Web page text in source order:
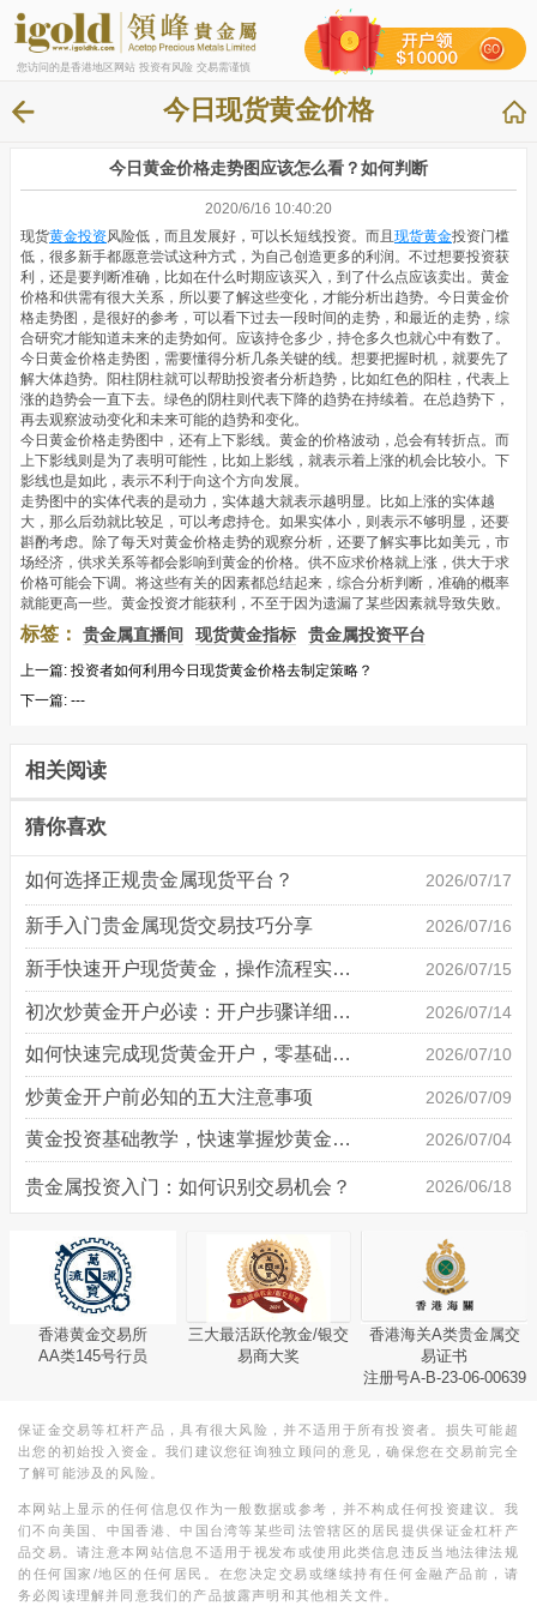
您访问的是香港地区网站 投资有风险 交易需谨慎
今日现货黄金价格
今日黄金价格走势图应该怎么看？如何判断
2020/6/16 10:40:20
现货黄金投资风险低，而且发展好，可以长短线投资。而且 现货黄金投资门槛
低，很多新手都愿意尝试这种方式，为自己创造更多的利润。不过想要投资获
利，还是要判断准确，比如在什么时期应该买入，到了什么点应该卖出。黄金
价格和供需有很大关系，所以要了解这些变化，才能分析出趋势。今日黄金价
格走势图，是很好的参考，可以看下过去一段时间的走势，和最近的走势，综
合研究才能知道未来的走势如何。应该持仓多少，持仓多久也就心中有数了。
今日黄金价格走势图，需要懂得分析几条关键的线。想要把握时机，就要先了
解大体趋势。阳柱阴柱就可以帮助投资者分析趋势，比如红色的阳柱，代表上
涨的趋势会一直下去。绿色的阴柱则代表下降的趋势在持续着。在总趋势下，
再去观察波动变化和未来可能的趋势和变化。
今日黄金价格走势图中，还有上下影线。黄金的价格波动，总会有转折点。而
上下影线则是为了表明可能性，比如上影线，就表示着上涨的机会比较小。下
影线也是如此，表示不利于向这个方向发展。
走势图中的实体代表的是动力，实体越大就表示越明显。比如上涨的实体越
大，那么后劲就比较足，可以考虑持仓。如果实体小，则表示不够明显，还要
斟酌考虑。除了每天对黄金价格走势的观察分析，还要了解实事比如美元，市
场经济，供求关系等都会影响到黄金的价格。供不应求价格就上涨，供大于求
价格可能会下调。将这些有关的因素都总结起来，综合分析判断，准确的概率
就能更高一些。黄金投资才能获利，不至于因为遗漏了某些因素就导致失败。
标签： 贵金属直播间 现货黄金指标 贵金属投资平台
上一篇: 投资者如何利用今日现货黄金价格去制定策略？
下一篇: ---
相关阅读
猜你喜欢
如何选择正规贵金属现货平台？ 2026/07/17
新手入门贵金属现货交易技巧分享 2026/07/16
新手快速开户现货黄金，操作流程实操详解 2026/07/15
初次炒黄金开户必读：开户步骤详细说明 2026/07/14
如何快速完成现货黄金开户，零基础也能轻松上手 2026/07/10
炒黄金开户前必知的五大注意事项 2026/07/09
黄金投资基础教学，快速掌握炒黄金技巧 2026/07/04
贵金属投资入门：如何识别交易机会？ 2026/06/18
香港黄金交易所
AA类145号行员
三大最活跃伦敦金/银交
易商大奖
香港海关A类贵金属交
易证书
注册号A-B-23-06-00639
保证金交易等杠杆产品，具有很大风险，并不适用于所有投资者。损失可能超
出您的初始投入资金。我们建议您征询独立顾问的意见，确保您在交易前完全
了解可能涉及的风险。
本网站上显示的任何信息仅作为一般数据或参考，并不构成任何投资建议。我
们不向美国、中国香港、中国台湾等某些司法管辖区的居民提供保证金杠杆产
品交易。请注意本网站信息不适用于视发布或使用此类信息违反当地法律法规
的任何国家/地区的任何居民。在您决定交易或继续持有任何金融产品前，请
务必阅读理解并同意我们的产品披露声明和其他相关文件。